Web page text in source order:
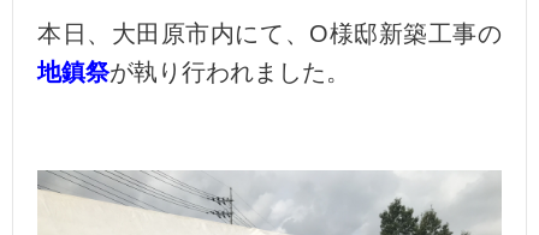
本日、大田原市内にて、O様邸新築工事の
地鎮祭が執り行われました。